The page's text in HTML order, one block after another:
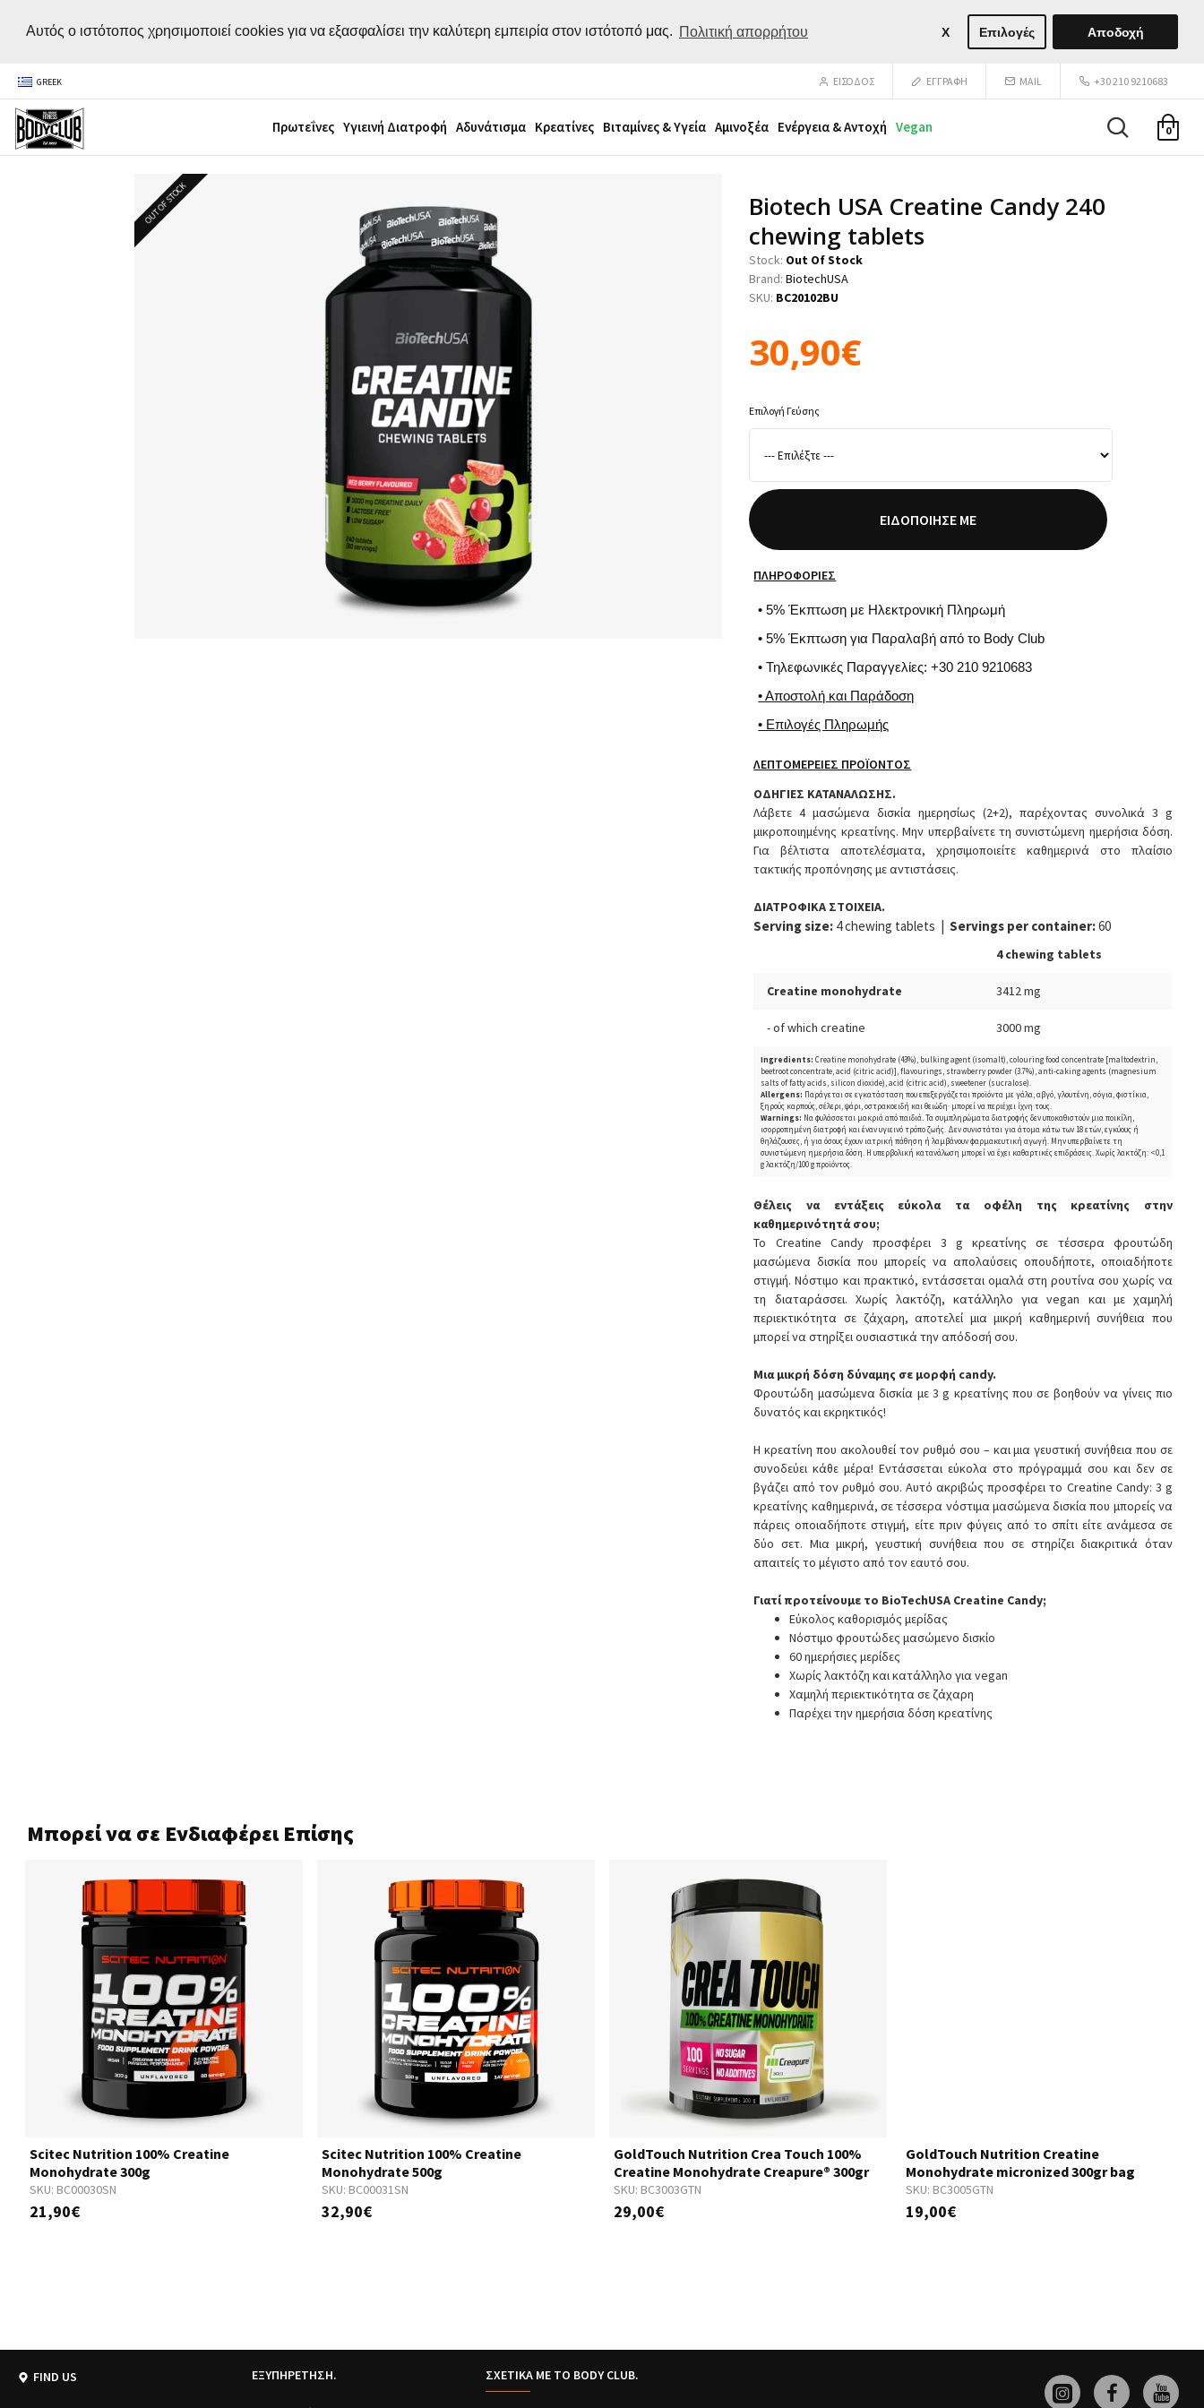
Αυτός ο ιστότοπος χρησιμοποιεί cookies για να εξασφαλίσει την καλύτερη εμπειρία στον ιστότοπό μας. Πολιτική απορρήτου X Επιλογές Αποδοχή
GREEK ΕΙΣΟΔΟΣ ΕΓΓΡΑΦΉ MAIL +30 210 9210683
Πρωτεΐνες Υγιεινή Διατροφή Αδυνάτισμα Κρεατίνες Βιταμίνες & Υγεία Αμινοξέα Ενέργεια & Αντοχή Vegan 0
OUT OF STOCK
Biotech USA Creatine Candy 240
chewing tablets
Stock: Out Of Stock
Brand: BiotechUSA
SKU: BC20102BU
30,90€
Επιλογή Γεύσης
ΕΙΔΟΠΟΊΗΣΈ ΜΕ
ΠΛΗΡΟΦΟΡΊΕΣ
• 5% Έκπτωση με Ηλεκτρονική Πληρωμή
• 5% Έκπτωση για Παραλαβή από το Body Club
• Τηλεφωνικές Παραγγελίες: +30 210 9210683
• Αποστολή και Παράδοση
• Επιλογές Πληρωμής
ΛΕΠΤΟΜΈΡΕΙΕΣ ΠΡΟΪΌΝΤΟΣ
ΟΔΗΓΙΕΣ ΚΑΤΑΝΑΛΩΣΗΣ.
Λάβετε 4 μασώμενα δισκία ημερησίως (2+2), παρέχοντας συνολικά 3 g
μικροποιημένης κρεατίνης. Μην υπερβαίνετε τη συνιστώμενη ημερήσια δόση.
Για βέλτιστα αποτελέσματα, χρησιμοποιείτε καθημερινά στο πλαίσιο
τακτικής προπόνησης με αντιστάσεις.
ΔΙΑΤΡΟΦΙΚΑ ΣΤΟΙΧΕΙΑ.
Serving size: 4 chewing tablets |Servings per container:60
4 chewing tablets
Creatine monohydrate 3412 mg
- of which creatine 3000 mg
Ingredients: Creatine monohydrate (43%), bulking agent (isomalt), colouring food concentrate [maltodextrin,
beetroot concentrate, acid (citric acid)], flavourings, strawberry powder (3.7%), anti-caking agents (magnesium
salts of fatty acids, silicon dioxide), acid (citric acid), sweetener (sucralose).
Allergens: Παράγεται σε εγκατάσταση που επεξεργάζεται προϊόντα με γάλα, αβγό, γλουτένη, σόγια, φιστίκια,
ξηρούς καρπούς, σέλερι, ψάρι, οστρακοειδή και θειώδη· μπορεί να περιέχει ίχνη τους.
Warnings: Να φυλάσσεται μακριά από παιδιά. Τα συμπληρώματα διατροφής δεν υποκαθιστούν μια ποικίλη,
ισορροπημένη διατροφή και έναν υγιεινό τρόπο ζωής. Δεν συνιστάται για άτομα κάτω των 18 ετών, εγκύους ή
θηλάζουσες, ή για όσους έχουν ιατρική πάθηση ή λαμβάνουν φαρμακευτική αγωγή. Μην υπερβαίνετε τη
συνιστώμενη ημερήσια δόση. Η υπερβολική κατανάλωση μπορεί να έχει καθαρτικές επιδράσεις. Χωρίς λακτόζη: <0,1
g λακτόζη/100 g προϊόντος.
Θέλεις να εντάξεις εύκολα τα οφέλη της κρεατίνης στην
καθημερινότητά σου;
Το Creatine Candy προσφέρει 3 g κρεατίνης σε τέσσερα φρουτώδη
μασώμενα δισκία που μπορείς να απολαύσεις οπουδήποτε, οποιαδήποτε
στιγμή. Νόστιμο και πρακτικό, εντάσσεται ομαλά στη ρουτίνα σου χωρίς να
τη διαταράσσει. Χωρίς λακτόζη, κατάλληλο για vegan και με χαμηλή
περιεκτικότητα σε ζάχαρη, αποτελεί μια μικρή καθημερινή συνήθεια που
μπορεί να στηρίξει ουσιαστικά την απόδοσή σου.
Μια μικρή δόση δύναμης σε μορφή candy.
Φρουτώδη μασώμενα δισκία με 3 g κρεατίνης που σε βοηθούν να γίνεις πιο
δυνατός και εκρηκτικός!
Η κρεατίνη που ακολουθεί τον ρυθμό σου – και μια γευστική συνήθεια που σε
συνοδεύει κάθε μέρα! Εντάσσεται εύκολα στο πρόγραμμά σου και δεν σε
βγάζει από τον ρυθμό σου. Αυτό ακριβώς προσφέρει το Creatine Candy: 3 g
κρεατίνης καθημερινά, σε τέσσερα νόστιμα μασώμενα δισκία που μπορείς να
πάρεις οποιαδήποτε στιγμή, είτε πριν φύγεις από το σπίτι είτε ανάμεσα σε
δύο σετ. Μια μικρή, γευστική συνήθεια που σε στηρίζει διακριτικά όταν
απαιτείς το μέγιστο από τον εαυτό σου.
Γιατί προτείνουμε το BioTechUSA Creatine Candy;
Εύκολος καθορισμός μερίδας
Νόστιμο φρουτώδες μασώμενο δισκίο
60 ημερήσιες μερίδες
Χωρίς λακτόζη και κατάλληλο για vegan
Χαμηλή περιεκτικότητα σε ζάχαρη
Παρέχει την ημερήσια δόση κρεατίνης
Μπορεί να σε Ενδιαφέρει Επίσης
SKU: BC00030SN
Scitec Nutrition 100% Creatine
Monohydrate 300g
21,90€
SKU: BC00031SN
Scitec Nutrition 100% Creatine
Monohydrate 500g
32,90€
SKU: BC3003GTN
GoldTouch Nutrition Crea Touch 100%
Creatine Monohydrate Creapure® 300gr
29,00€
SKU: BC3005GTN
GoldTouch Nutrition Creatine
Monohydrate micronized 300gr bag
19,00€
FIND US ΕΞΥΠΗΡΕΤΗΣΗ. ΣΧΕΤΙΚΑ ΜΕ ΤΟ BODY CLUB.